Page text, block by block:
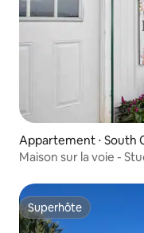
Appartement ⋅ South
Maison sur la voie -
Superhôte
Superhôte